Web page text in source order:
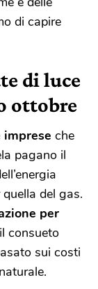
di capire
di luce
ottobre
che
pagano il
quella del gas.
per
consueto
sui costi